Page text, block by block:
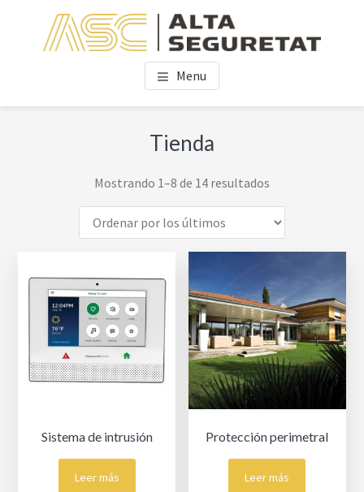
ALTA SEGURETAT DE
CATALUNYA
Menu
Tienda
Mostrando 1–8 de 14 resultados
por
los
Sistema de intrusión
Leer más
Protección perimetral
Leer más